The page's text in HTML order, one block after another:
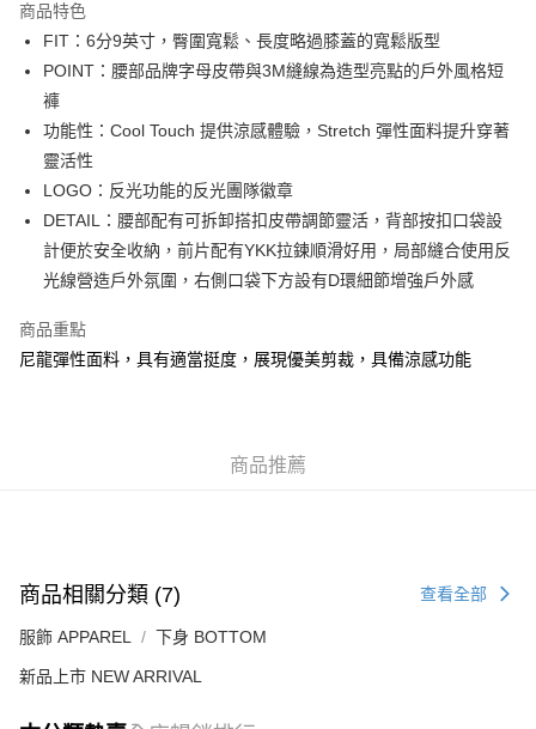
AlipayHK
WeChat Pay
送貨方式
每筆HK$50.00，滿HK$499.00或以上免運費
付款後順豐合作便利店
每筆HK$50.00，滿HK$499.00或以上免運費
送貨上門免運優惠
每筆HK$50.00，滿HK$499.00或以上免運費
商品特色
FIT：6分9英寸，臀圍寬鬆、長度略過膝蓋的寬鬆版型
POINT：腰部品牌字母皮帶與3M縫線為造型亮點的戶外風格短
褲
功能性：Cool Touch 提供涼感體驗，Stretch 彈性面料提升穿著
靈活性
LOGO：反光功能的反光團隊徽章
DETAIL：腰部配有可拆卸搭扣皮帶調節靈活，背部按扣口袋設
計便於安全收納，前片配有YKK拉鍊順滑好用，局部縫合使用反
光線營造戶外氛圍，右側口袋下方設有D環細節增強戶外感
商品重點
尼龍彈性面料，具有適當挺度，展現優美剪裁，具備涼感功能
商品推薦
商品相關分類 (7) 查看全部
服飾 APPAREL 下身 BOTTOM
新品上市 NEW ARRIVAL